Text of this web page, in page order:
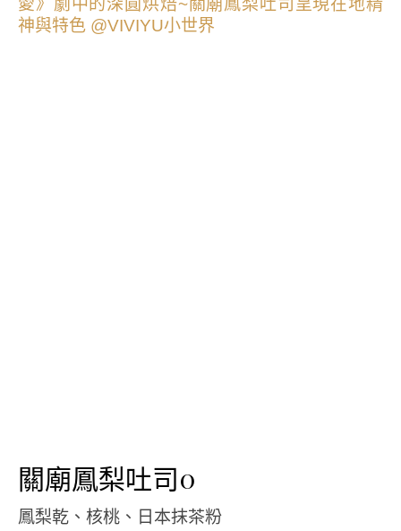
關廟鳳梨吐司0
鳳梨乾、核桃、日本抹茶粉